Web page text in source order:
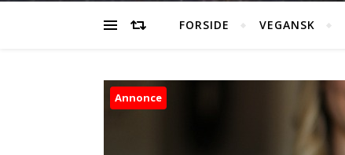
FORSIDE VEGANSK
Annonce